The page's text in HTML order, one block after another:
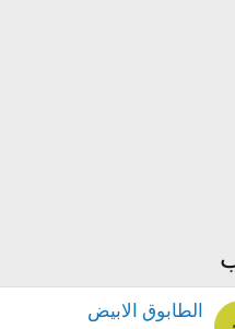
الطابوق الابيض